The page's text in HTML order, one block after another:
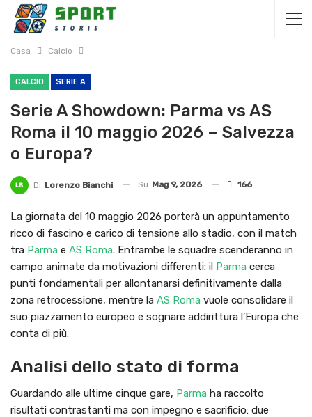
Casa Calcio
CALCIO SERIE A
Serie A Showdown: Parma vs AS
Roma il 10 maggio 2026 – Salvezza
o Europa?
Di Lorenzo Bianchi Su Mag 9, 2026 166
La giornata del 10 maggio 2026 porterà un appuntamento
ricco di fascino e carico di tensione allo stadio, con il match
tra Parma e AS Roma. Entrambe le squadre scenderanno in
campo animate da motivazioni differenti: il Parma cerca
punti fondamentali per allontanarsi definitivamente dalla
zona retrocessione, mentre la AS Roma vuole consolidare il
suo piazzamento europeo e sognare addirittura l’Europa che
conta di più.
Analisi dello stato di forma
Guardando alle ultime cinque gare, Parma ha raccolto
risultati contrastanti ma con impegno e sacrificio: due